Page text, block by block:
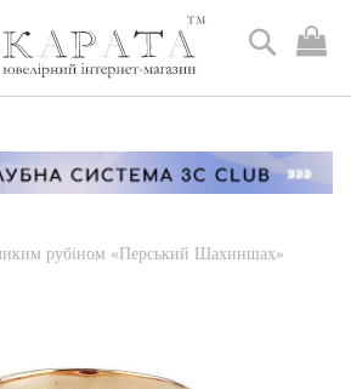
Пошук
рубіном «Перський Шахиншах»